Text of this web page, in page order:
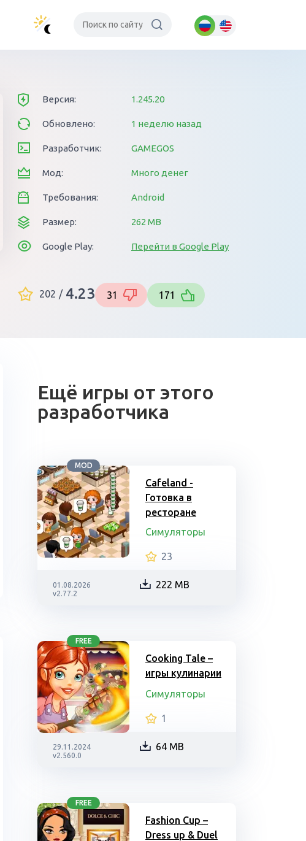
Версия: 1.245.20
Обновлено: 1 неделю назад
Разработчик: GAMEGOS
Мод: Много денег
Требования: Android
Размер: 262 MB
Google Play: Перейти в Google Play
202 / 4.23 31 171
Ещё игры от этого
разработчика
MOD
Cafeland -
Готовка в
ресторане
Симуляторы
23
01.08.2026
v2.77.2
222 MB
FREE
Cooking Tale –
игры кулинарии
Симуляторы
1
29.11.2024
v2.560.0
64 MB
FREE
Fashion Cup –
Dress up & Duel